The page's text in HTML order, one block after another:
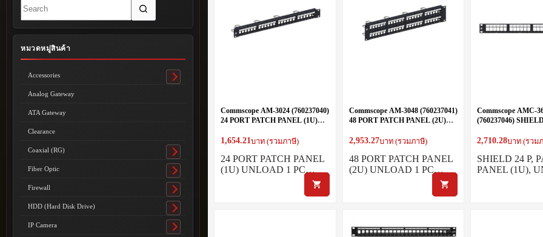
Commscope AM-3024 (760237040)
24 PORT PATCH PANEL (1U)
1,654.21บาท (รวมภาษี)
24 PORT PATCH PANEL
(1U) UNLOAD 1 PC…
Commscope AM-3048 (760237041)
48 PORT PATCH PANEL (2U)
2,953.27บาท (รวมภาษี)
48 PORT PATCH PANEL
(2U) UNLOAD 1 PC…
Commscope AMC-
(760237046)
2,710.28บาท (รวม
SHIELD 24 P,
PANEL (1U),
results
หมวดหมู่สินค้า
Accessories
Toggle
Analog Gateway
ATA Gateway
Clearance
Coaxial (RG)
Toggle
submenu
Fiber Optic
Toggle
submenu
Firewall
Toggle
submenu
HDD (Hard Disk Drive)
Toggle
submenu
IP Camera
Toggle